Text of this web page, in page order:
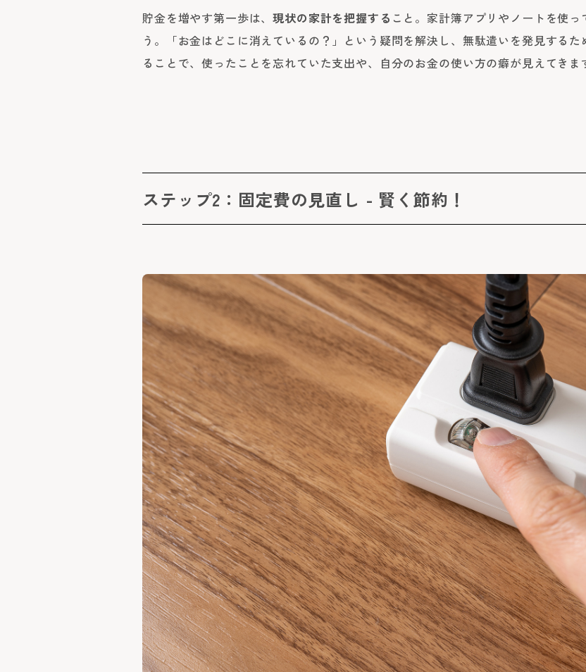
貯金を増やす第一歩は、現状の家計を把握する こと。家計簿アプリやノートを使
う。「お金はどこに消えているの？」という疑問を解決し、無駄遣いを発見する
ることで、使ったことを忘れていた支出や、自分のお金の使い方の癖が見えてきま
ステップ2：固定費の見直し - 賢く節約！